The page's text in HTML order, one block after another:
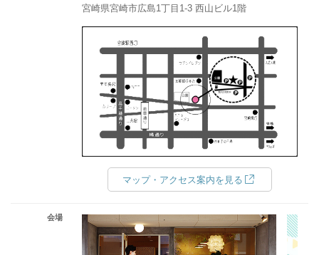
宮崎県宮崎市広島1丁目1-3 西山ビル1階
マップ・アクセス案内を見る
会場